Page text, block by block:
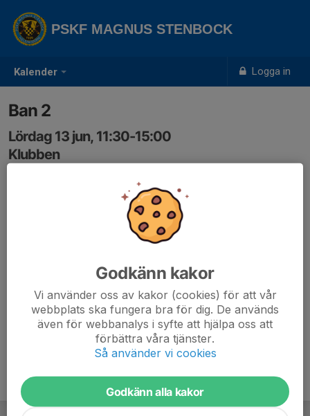
Kalender Logga in
PSKF MAGNUS STENBOCK
Ban 2
Lördag 13 jun, 11:30-15:00
Klubben
Godkänn kakor
Vi använder oss av kakor (cookies) för att vår
webbplats ska fungera bra för dig. De används
även för webbanalys i syfte att hjälpa oss att
förbättra våra tjänster.
Så använder vi cookies
Godkänn alla kakor